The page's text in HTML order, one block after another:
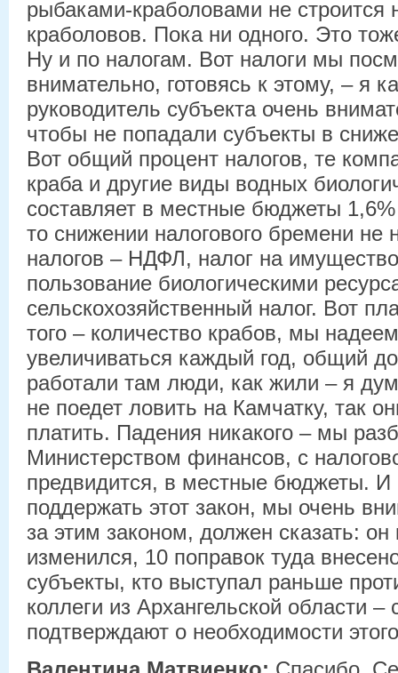
рыбаками-краболовами не
краболовов. Пока ни одного. Это
Ну и по налогам. Вот налоги мы
внимательно, готовясь к этому, – я
руководитель субъекта очень
чтобы не попадали субъекты в
Вот общий процент налогов, те
краба и другие виды водных
составляет в местные бюджеты
то снижении налогового бремени не
налогов – НДФЛ, налог на
пользование биологическими
сельскохозяйственный налог. Вот
того – количество крабов, мы
увеличиваться каждый год, общий
работали там люди, как жили – я
не поедет ловить на Камчатку, так
платить. Падения никакого – мы
Министерством финансов, с
предвидится, в местные бюджеты. И
поддержать этот закон, мы очень
за этим законом, должен сказать: он
изменился, 10 поправок туда
субъекты, кто выступал раньше
коллеги из Архангельской области –
подтверждают о необходимости